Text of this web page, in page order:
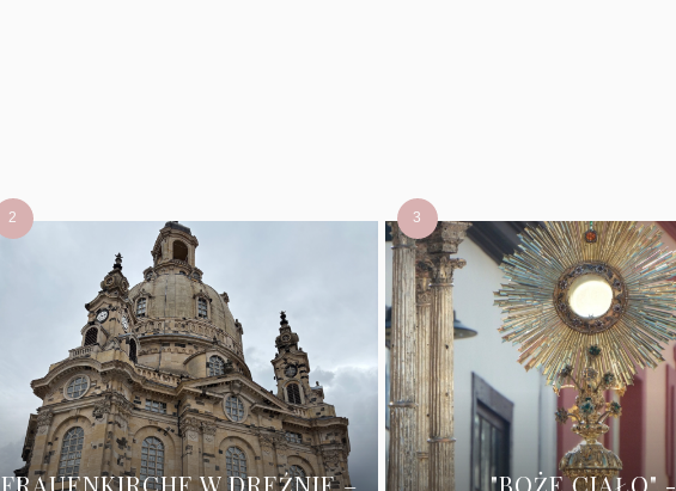
FRAUENKIRCHE W DREŹNIE – "BOŻE CIAŁO" -